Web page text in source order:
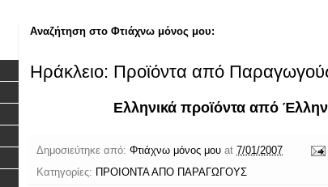
Αναζήτηση στο Φτιάχνω μόνος μου:
Ηράκλειο: Προϊόντα από
Ελληνικά προϊόντα από
Δημοσιεύτηκε από: Φτιάχνω μόνος μου at 7/01/2007
Κατηγορίες:
ΠΡΟΙΟΝΤΑ ΑΠΟ ΠΑΡΑΓΩΓΟΥΣ